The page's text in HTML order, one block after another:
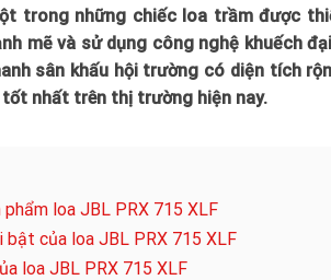
trong những chiếc loa trầm được
mẽ và sử dụng công nghệ khuếch
sân khấu hội trường có diện tích
nhất trên thị trường hiện nay.
loa JBL PRX 715 XLF
của loa JBL PRX 715 XLF
loa JBL PRX 715 XLF